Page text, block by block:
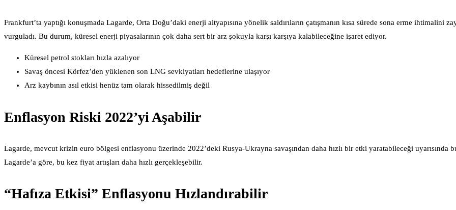
Frankfurt’ta yaptığı konuşmada Lagarde, Orta Doğu’daki enerji altyapısına yönelik saldırıların çatışmanın kısa sürede sona erme ihtimalini
vurguladı. Bu durum, küresel enerji piyasalarının çok daha sert bir arz şokuyla karşı karşıya kalabileceğine işaret ediyor.
Küresel petrol stokları hızla azalıyor
Savaş öncesi Körfez’den yüklenen son LNG sevkiyatları hedeflerine ulaşıyor
Arz kaybının asıl etkisi henüz tam olarak hissedilmiş değil
Enflasyon Riski 2022’yi Aşabilir
Lagarde, mevcut krizin euro bölgesi enflasyonu üzerinde 2022’deki Rusya-Ukrayna savaşından daha hızlı bir etki yaratabileceği uyarısında
Lagarde’a göre, bu kez fiyat artışları daha hızlı gerçekleşebilir.
“Hafıza Etkisi” Enflasyonu Hızlandırabilir